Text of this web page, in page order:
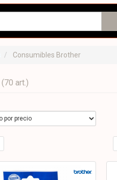
Consumibles Brother
(70 art.)